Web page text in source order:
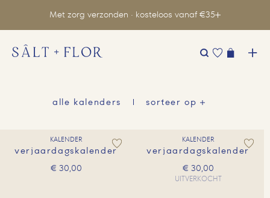
Met zorg verzonden · kosteloos vanaf €35
alle kalenders sorteer op
KALENDER
verjaardagskalender
€ 30,00
KALENDER
verjaardagskalender
€ 30,00
UITVERKOCHT